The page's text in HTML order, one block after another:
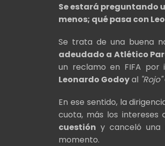
Se estará preguntando
menos; qué pasa con
Se trata de una buena
adeudado a Atlético
un reclamo en FIFA
Leonardo Godoyal "Rojo"
En ese sentido, la
cuota, más los intereses
cuestión y canceló una
momento.